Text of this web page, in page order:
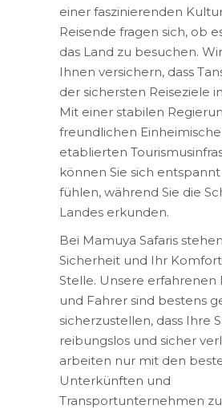
einer faszinierenden
Reisende fragen sich, ob
das Land zu besuchen.
Ihnen versichern, dass
der sichersten Reiseziele
Mit einer stabilen
freundlichen
etablierten
können Sie sich
fühlen, während Sie die
Landes erkunden.
Bei Mamuya Safaris
Sicherheit und Ihr
Stelle. Unsere erfahrenen
und Fahrer sind bestens
sicherzustellen, dass Ihre
reibungslos und sicher
arbeiten nur mit den
Unterkünften und
Transportunternehmen